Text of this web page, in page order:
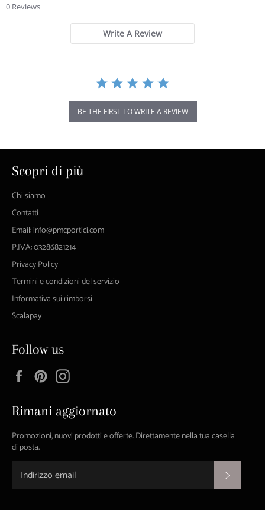
0 Reviews
Write A Review
BE THE FIRST TO WRITE A REVIEW
Scopri di più
Chi siamo
Contatti
Email: info@pmcportici.com
P.IVA: 03286821214
Privacy Policy
Termini e condizioni del servizio
Informativa sui rimborsi
Scalapay
Follow us
FacebookPinterest
Rimani aggiornato
Promozioni, nuovi prodotti e offerte. Direttamente nella tua casella
di posta.